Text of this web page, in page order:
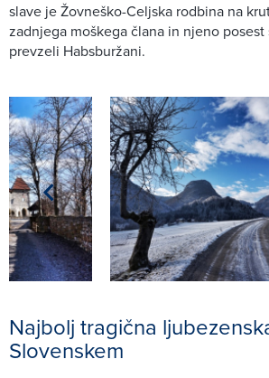
slave je Žovneško-Celjska rodbina na
zadnjega moškega člana in njeno
prevzeli Habsburžani.
Najbolj tragična
Slovenskem